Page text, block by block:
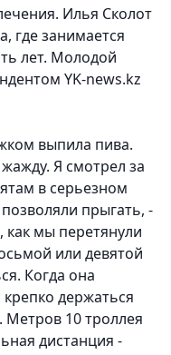
Илья Сколот
где занимается
лет. Молодой
YK-news.kz
выпила пива.
Я смотрел за
в серьезном
прыгать, -
как мы перетянули
или девятой
Когда она
держаться
Метров 10 троллея
дистанция -